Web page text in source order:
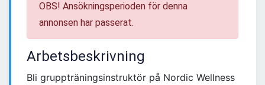
OBS! Ansökningsperioden för denna
annonsen har passerat.
Arbetsbeskrivning
Bli gruppträningsinstruktör på Nordic Wellness